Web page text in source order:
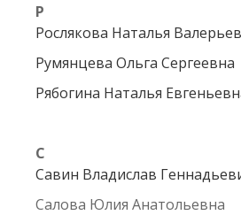
Р
Рослякова Наталья
Румянцева Ольга Сергеевна
Рябогина Наталья
С
Савин Владислав
Салова Юлия Анатольевна